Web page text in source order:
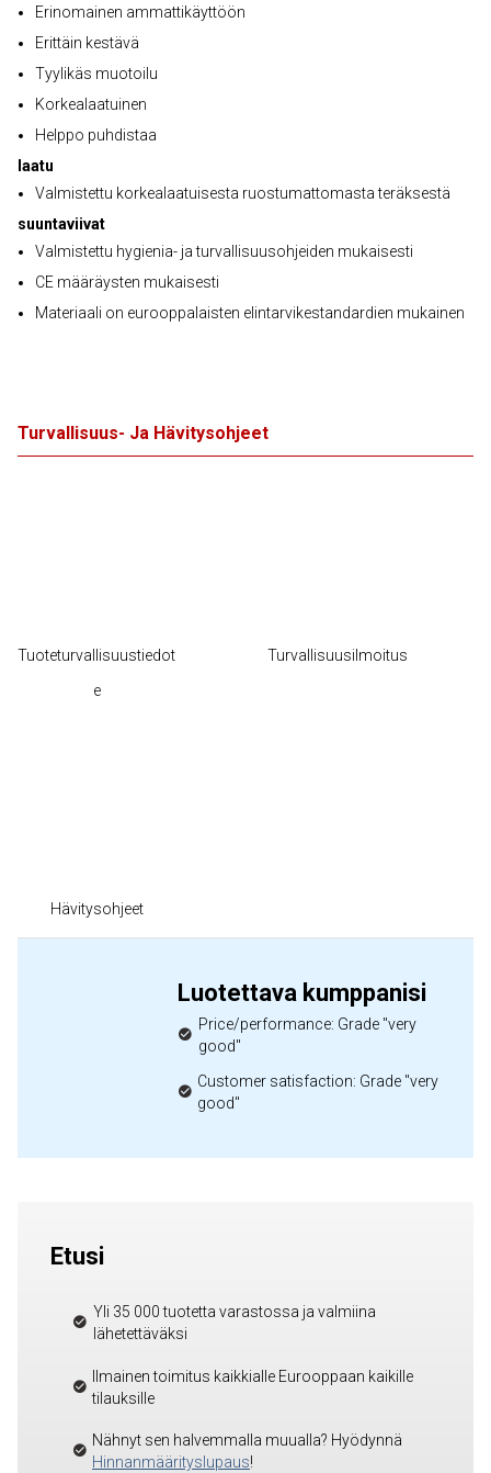
Erinomainen ammattikäyttöön
Erittäin kestävä
Tyylikäs muotoilu
Korkealaatuinen
Helppo puhdistaa
laatu
Valmistettu korkealaatuisesta ruostumattomasta teräksestä
suuntaviivat
Valmistettu hygienia- ja turvallisuusohjeiden mukaisesti
CE määräysten mukaisesti
Materiaali on eurooppalaisten elintarvikestandardien mukainen
Turvallisuus- Ja Hävitysohjeet
Tuoteturvallisuustiedot
e
Turvallisuusilmoitus
Hävitysohjeet
Luotettava kumppanisi
Price/performance: Grade "very
good"
Customer satisfaction: Grade "very
good"
Etusi
Yli 35 000 tuotetta varastossa ja valmiina
lähetettäväksi
Ilmainen toimitus kaikkialle Eurooppaan kaikille
tilauksille
Nähnyt sen halvemmalla muualla? Hyödynnä
Hinnanmäärityslupaus!